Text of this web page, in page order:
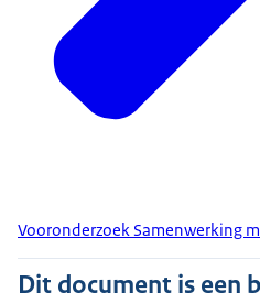
Vooronderzoek Samenwerking
Dit document is een